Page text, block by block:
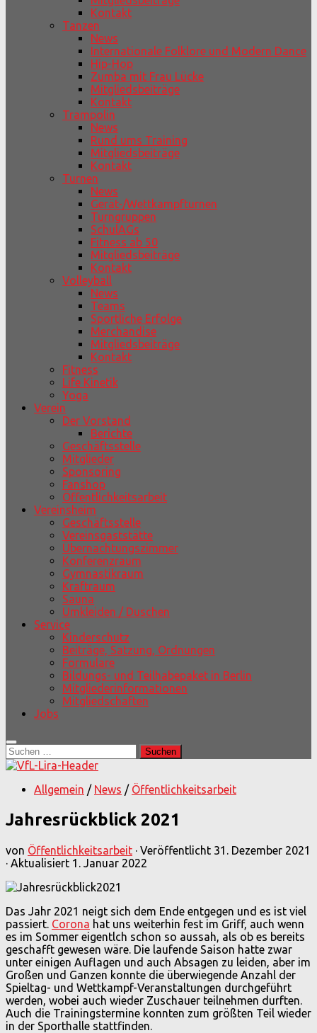
Kontakt
Tanzen
News
Internationale Folklore und Modern Dance
Hip-Hop
Zumba mit Frau Lücke
Mitgliedsbeiträge
Kontakt
Trampolin
News
Rund ums Training
Mitgliedsbeiträge
Kontakt
Turnen
News
Gerät-/Wettkampfturnen
Turngruppen
SchulAGs
Fitness ab 50
Mitgliedsbeiträge
Kontakt
Volleyball
News
Teams
Sportliche Erfolge
Merchandise
Mitgliedsbeiträge
Kontakt
Fitness
Life Kinetik
Yoga
Verein
Der Vorstand
Berichte
Geschäftsstelle
Mitglieder
Sponsoring
Fanshop
Öffentlichkeitsarbeit
Vereinsheim
Geschäftsstelle
Vereinsgaststätte
Übernachtungszimmer
Konferenzraum
Gymnastikraum
Kraftraum
Sauna
Umkleiden / Duschen
Service
Kinderschutz
Beiträge, Satzung, Ordnungen
Formulare
Bildungs- und Teilhabepaket in Berlin
Mitgliederinformationen
Mitgliedschaften
Jobs
Suchen
nach:
Allgemein / News / Öffentlichkeitsarbeit
Jahresrückblick 2021
von Öffentlichkeitsarbeit · Veröffentlicht 31. Dezember 2021
· Aktualisiert 1. Januar 2022
Das Jahr 2021 neigt sich dem Ende entgegen und es ist viel
passiert. Corona hat uns weiterhin fest im Griff, auch wenn
es im Sommer eigentlch schon so aussah, als ob es bereits
geschafft gewesen wäre. Die laufende Saison hatte zwar
unter einigen Auflagen und auch Absagen zu leiden, aber im
Großen und Ganzen konnte die überwiegende Anzahl der
Spieltag- und Wettkampf-Veranstaltungen durchgeführt
werden, wobei auch wieder Zuschauer teilnehmen durften.
Auch die Trainingstermine konnten zum größten Teil wieder
in der Sporthalle stattfinden.